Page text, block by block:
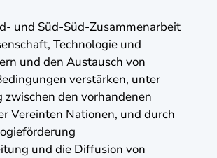
und Süd-Süd-Zusammenarbeit
Technologie und
und den Austausch von
verstärken, unter
den vorhandenen
Vereinten Nationen, und durch
und die Diffusion von